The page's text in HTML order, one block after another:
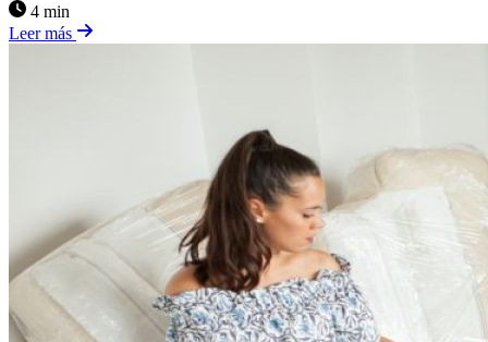
4 min
Leer más